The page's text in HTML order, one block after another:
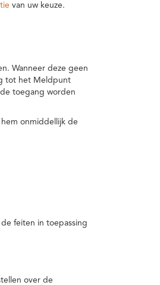
van uw keuze.
Wanneer deze geen
tot het Meldpunt
toegang worden
onmiddellijk de
feiten in toepassing
over de